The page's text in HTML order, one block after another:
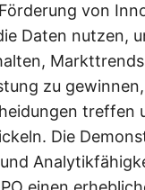
von
Daten nutzen,
zu
treffen
Die